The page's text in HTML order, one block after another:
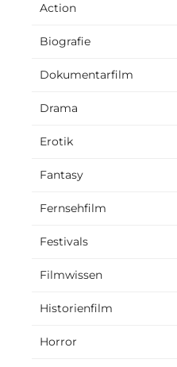
Action
Biografie
Dokumentarfilm
Drama
Erotik
Fantasy
Fernsehfilm
Festivals
Filmwissen
Historienfilm
Horror